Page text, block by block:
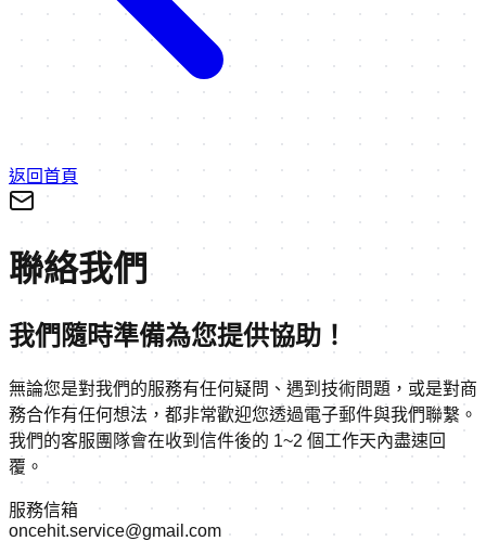
返回首頁
聯絡我們
我們隨時準備為您提供協助！
無論您是對我們的服務有任何疑問、遇到技術問題，或是對商
務合作有任何想法，都非常歡迎您透過電子郵件與我們聯繫。
我們的客服團隊會在收到信件後的 1~2 個工作天內盡速回
覆。
服務信箱
oncehit.service@gmail.com